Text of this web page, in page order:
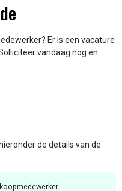
Er is een vacature
vandaag nog en
de details van de